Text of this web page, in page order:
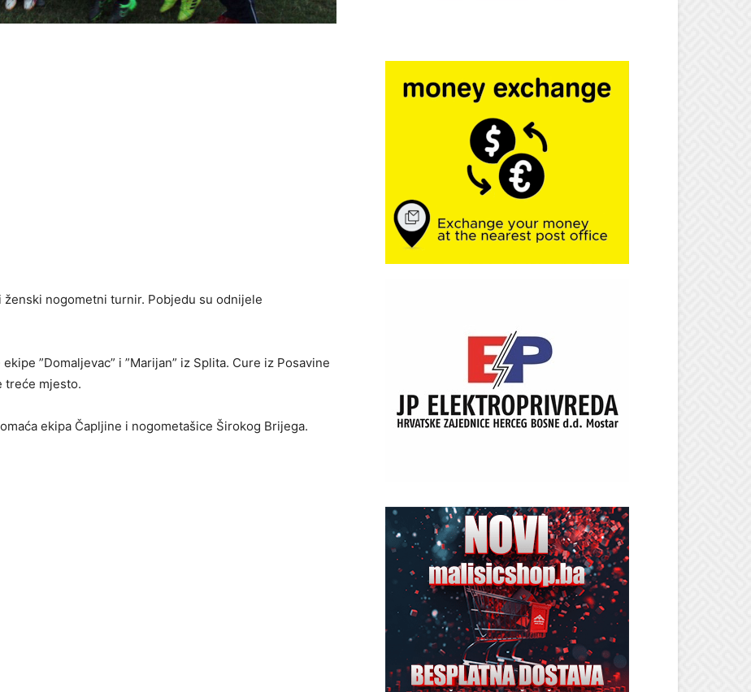
nogometni turnir. Pobjedu su odnijele
”Domaljevac” i ”Marijan” iz Splita. Cure iz Posavine
treće mjesto.
ekipa Čapljine i nogometašice Širokog Brijega.